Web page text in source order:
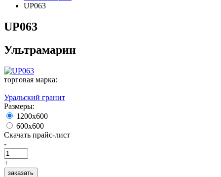
UP063
UP063
Ультрамарин
торговая марка:
Уральский гранит
Размеры:
1200х600
600х600
Скачать прайс-лист
-
+
заказать